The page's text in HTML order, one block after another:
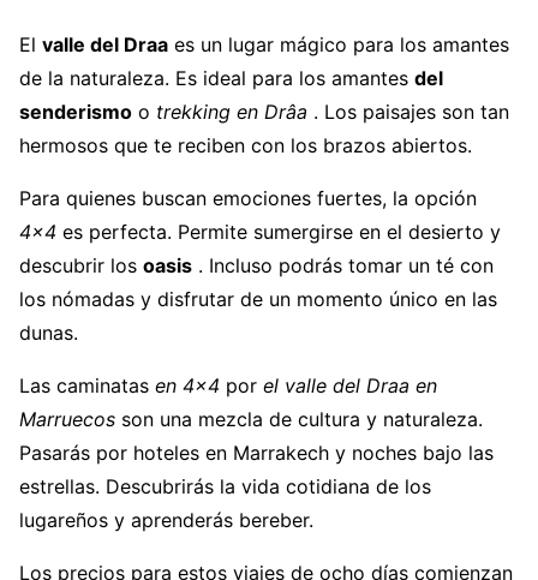
El valle del Draa es un lugar mágico para los amantes
de la naturaleza. Es ideal para los amantes del
senderismo o trekking en Drâa . Los paisajes son tan
hermosos que te reciben con los brazos abiertos.
Para quienes buscan emociones fuertes, la opción
4×4 es perfecta. Permite sumergirse en el desierto y
descubrir los oasis . Incluso podrás tomar un té con
los nómadas y disfrutar de un momento único en las
dunas.
Las caminatas en 4×4 por el valle del Draa en
Marruecos son una mezcla de cultura y naturaleza.
Pasarás por hoteles en Marrakech y noches bajo las
estrellas. Descubrirás la vida cotidiana de los
lugareños y aprenderás bereber.
Los precios para estos viajes de ocho días comienzan